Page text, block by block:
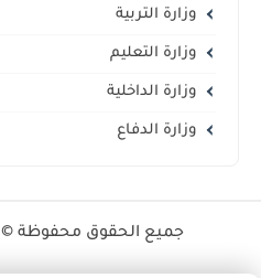
وزارة التربية
وزارة التعليم
وزارة الداخلية
وزارة الدفاع
جميع الحقوق محفوظة ©